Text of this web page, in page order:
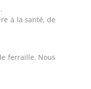
à la santé, de
ferraille. Nous